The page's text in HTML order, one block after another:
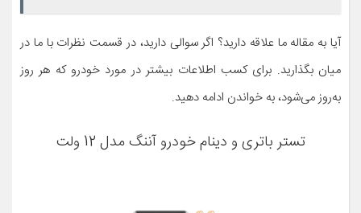
آیا به مقاله ما علاقه دارید؟ اگر سوالی دارید، در قسمت نظرات با ما در
میان بگذارید. برای کسب اطلاعات بیشتر در مورد خودرو که هر روز
به‌روز می‌شود، به خواندن ادامه دهید.
تستر باتری و دینام خودرو آننگ مدل 12 ولت